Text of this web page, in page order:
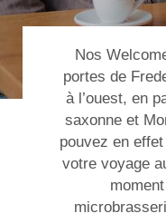
Nos
portes de
à l’ouest, en
saxonne et
pouvez en
votre voyage